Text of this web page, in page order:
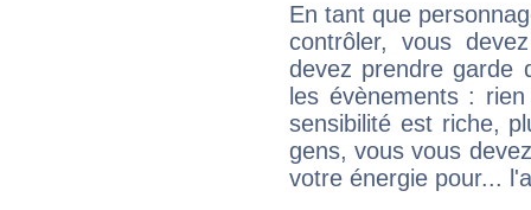
En tant que
contrôler, vous
devez prendre garde
les évènements :
sensibilité est riche,
gens, vous vous
votre énergie pour...